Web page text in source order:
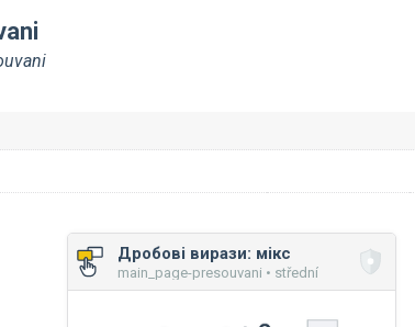
Дробові вирази: мікс
main_page-presouvani • střední